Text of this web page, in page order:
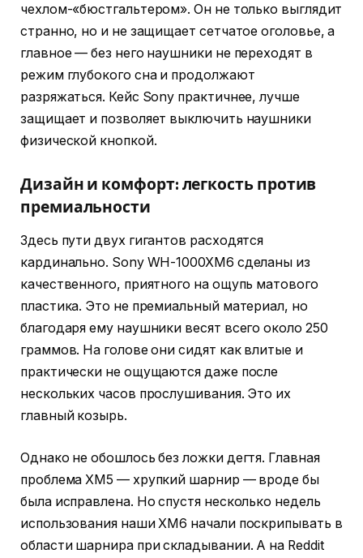
чехлом-«бюстгальтером». Он не только выглядит
странно, но и не защищает сетчатое оголовье, а
главное — без него наушники не переходят в
режим глубокого сна и продолжают
разряжаться. Кейс Sony практичнее, лучше
защищает и позволяет выключить наушники
физической кнопкой.
Дизайн и комфорт: легкость против
премиальности
Здесь пути двух гигантов расходятся
кардинально. Sony WH-1000XM6 сделаны из
качественного, приятного на ощупь матового
пластика. Это не премиальный материал, но
благодаря ему наушники весят всего около 250
граммов. На голове они сидят как влитые и
практически не ощущаются даже после
нескольких часов прослушивания. Это их
главный козырь.
Однако не обошлось без ложки дегтя. Главная
проблема XM5 — хрупкий шарнир — вроде бы
была исправлена. Но спустя несколько недель
использования наши XM6 начали поскрипывать в
области шарнира при складывании. А на Reddit